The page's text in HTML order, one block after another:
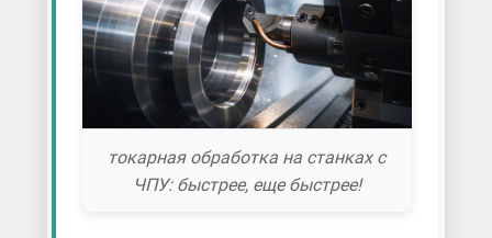
токарная обработка на станках с
ЧПУ: быстрее, еще быстрее!